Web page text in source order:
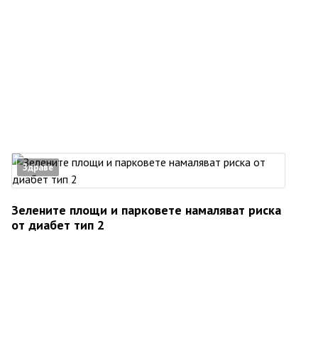
Здраве
Зелените площи и парковете намаляват риска
от диабет тип 2